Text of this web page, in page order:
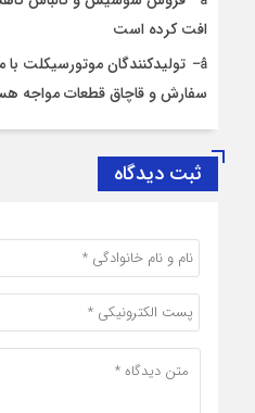
افت کرده است
تولیدکنندگان موتورسیکلت
سفارش و قاچاق قطعات مواجه
ثبت دیدگاه